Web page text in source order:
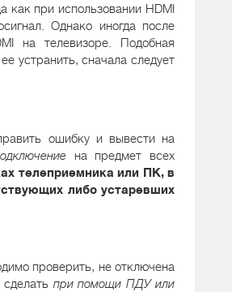
как при использовании HDMI
Однако иногда после
на телевизоре. Подобная
устранить, сначала следует
ошибку и вывести на
на предмет всех
телеприемника или ПК, в
либо устаревших
проверить, не отключена
при помощи ПДУ или